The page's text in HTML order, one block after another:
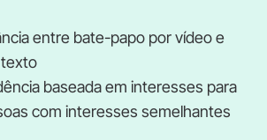
entre bate-papo por vídeo e
baseada em interesses para
com interesses semelhantes